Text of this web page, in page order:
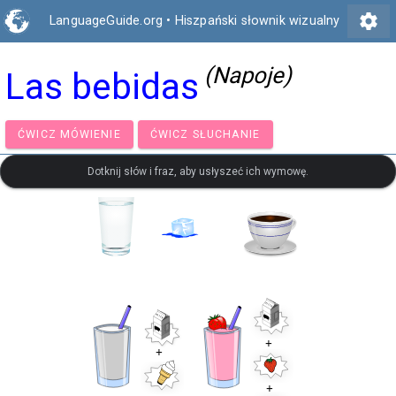
LanguageGuide.org • Hiszpański słownik wizualny settings
Las bebidas (Napoje)
ĆWICZ MÓWIENIE ĆWICZ SŁUCHANIE
Dotknij słów i fraz, aby usłyszeć ich wymowę.